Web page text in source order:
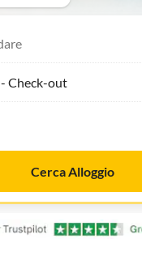
Check-out
Cerca Alloggio